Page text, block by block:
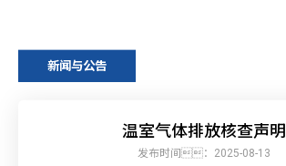
新闻与公告
温室气体排放核查声明
发布时间：2025-08-13